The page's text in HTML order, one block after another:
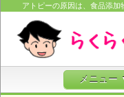
アトピーの原因は、食品添
メニュー